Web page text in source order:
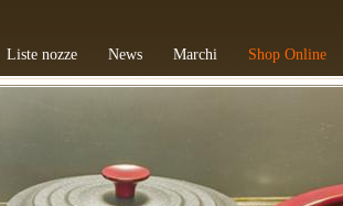
Liste nozze News Marchi Shop Online